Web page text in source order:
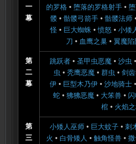
一
幕
的罗格• 堕落的罗格射手•
髅• 骷髅弓箭手• 骷髅法师
怪 • 巨大蜘蛛 •愤怒 • 小矮
刀 • 血鹰之巢• 翼魔陷
第
二
幕
跳跃者 •圣甲虫恶魔 •沙虫
虫 • 秃鹰恶魔 • 群虫 • 剑
伊 • 巨型木乃伊 •沙地骑士
蛇 •狒狒恶魔 • 大笨兽 •
棺• 火焰
第
三
小矮人巫师 • 巨大蚊子 •刺
火 • 白骨矮人 •触角怪兽 •